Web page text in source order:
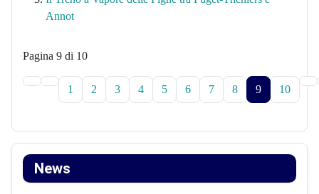
Annot
Pagina 9 di 10
1 2 3 4 5 6 7 8 9 10
News